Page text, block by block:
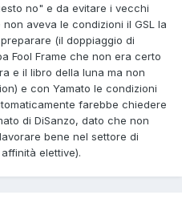
no" e da evitare i vecchi
aveva le condizioni il GSL la
(il doppiaggio di
Fool Frame che non era certo
e il libro della luna ma non
e con Yamato le condizioni
farebbe chiedere
di DiSanzo, dato che non
bene nel settore di
elettive).